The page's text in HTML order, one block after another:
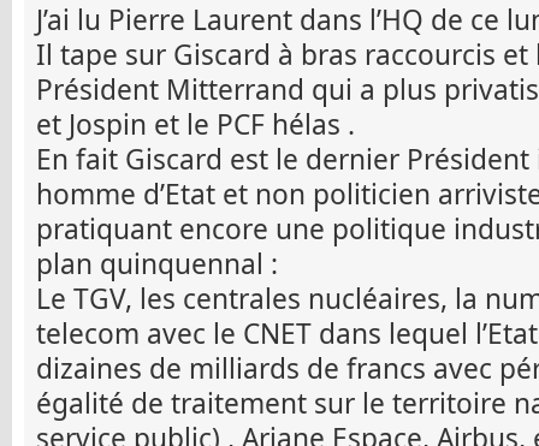
J’ai lu Pierre Laurent dans l’HQ de ce
Il tape sur Giscard à bras raccourcis
Président Mitterrand qui a plus
et Jospin et le PCF hélas .
En fait Giscard est le dernier
homme d’Etat et non politicien
pratiquant encore une politique
plan quinquennal :
Le TGV, les centrales nucléaires, la
telecom avec le CNET dans lequel
dizaines de milliards de francs avec
égalité de traitement sur le territoire